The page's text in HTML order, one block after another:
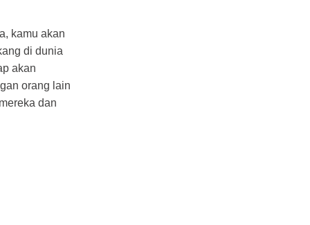
kamu akan
di dunia
akan
orang lain
dan